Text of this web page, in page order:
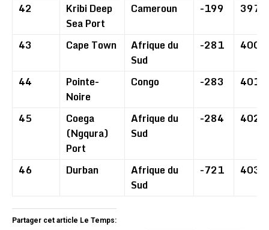
42
Kribi Deep
Sea Port
Cameroun -199 397
43 Cape Town
Afrique du
Sud
-281 400
44
Pointe-
Noire
Congo -283 401
45
Coega
(Ngqura)
Port
Afrique du
Sud
-284 402
46 Durban
Afrique du
Sud
-721 403
Partager cet article Le Temps: